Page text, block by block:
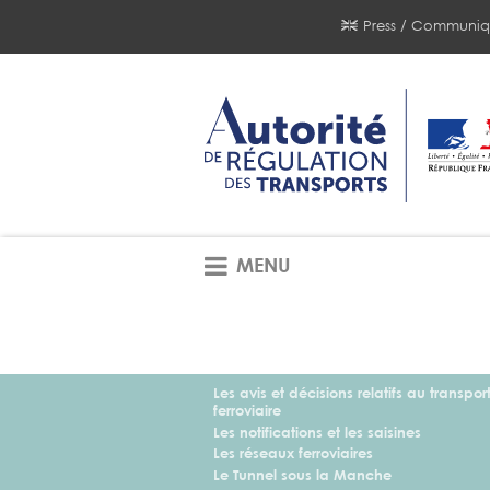
Press /
MENU
Les avis et décisions relatifs au transport
ferroviaire
Les notifications et les saisines
Les réseaux ferroviaires
Le Tunnel sous la Manche